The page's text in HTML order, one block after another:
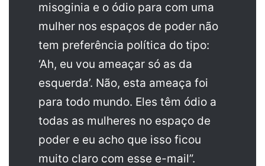
misoginia e o ódio para com uma
mulher nos espaços de poder não
tem preferência política do tipo:
‘Ah, eu vou ameaçar só as da
esquerda’. Não, esta ameaça foi
para todo mundo. Eles têm ódio a
todas as mulheres no espaço de
poder e eu acho que isso ficou
muito claro com esse e-mail”.